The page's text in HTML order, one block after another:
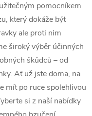
pomocníkem
který dokáže být
ale proti nim
široký výběr účinných
škůdců – od
Ať už jste doma, na
mít po ruce spolehlivou
si z naší nabídky